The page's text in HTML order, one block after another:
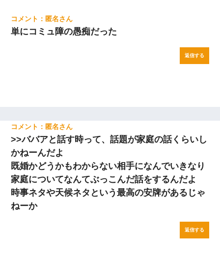
匿名
単にコミュ障の愚痴だった
返信する
匿名
>>ババアと話す時って、話題が家庭の話くらいし
かねーんだよ
既婚かどうかもわからない相手になんでいきなり
家庭についてなんてぶっこんだ話をするんだよ
時事ネタや天候ネタという最高の安牌があるじゃ
ねーか
返信する